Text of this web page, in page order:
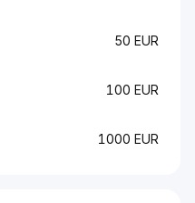
50 EUR
100 EUR
1000 EUR